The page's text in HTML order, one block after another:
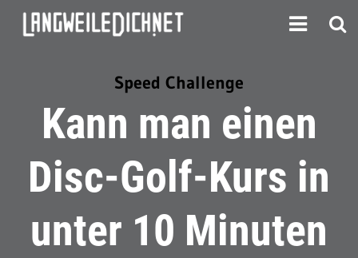
Speed Challenge
Kann man einen
Disc-Golf-Kurs in
unter 10 Minuten